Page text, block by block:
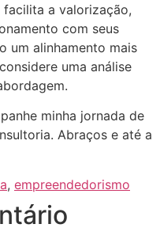
a valorização,
com seus
um alinhamento mais
uma análise
minha jornada de
Abraços e até a
, empreendedorismo